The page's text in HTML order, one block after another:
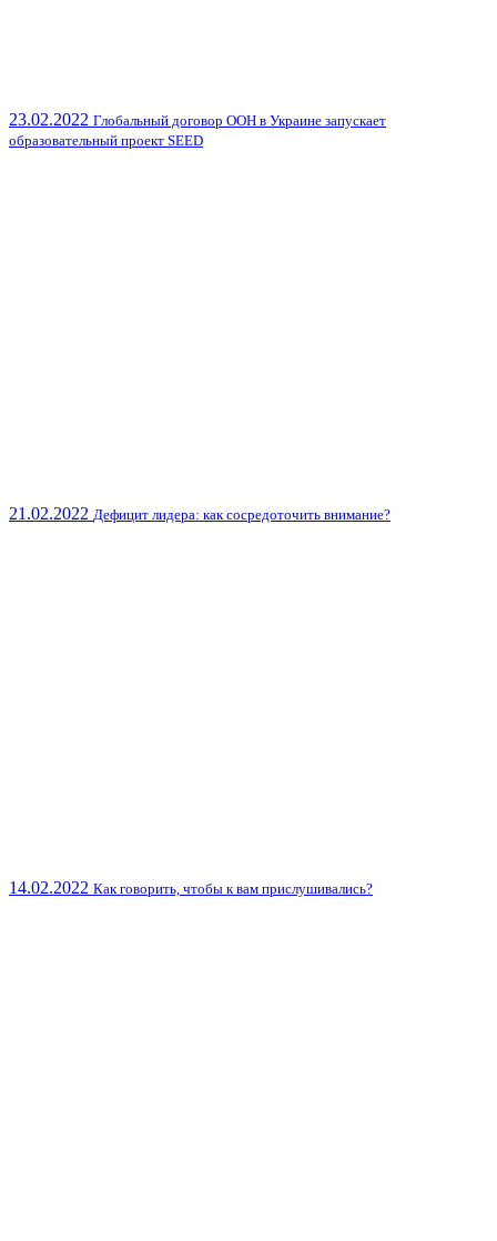
23.02.2022 Глобальный договор ООН в Украине запускает
образовательный проект SEED
21.02.2022 Дефицит лидера: как сосредоточить внимание?
14.02.2022 Как говорить, чтобы к вам прислушивались?